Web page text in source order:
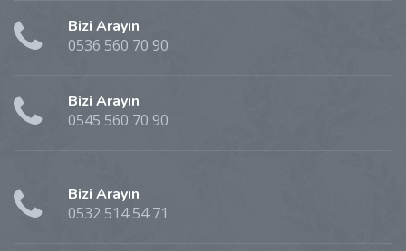
Bizi Arayın
0536 560 70 90
Bizi Arayın
0545 560 70 90
Bizi Arayın
0532 514 54 71